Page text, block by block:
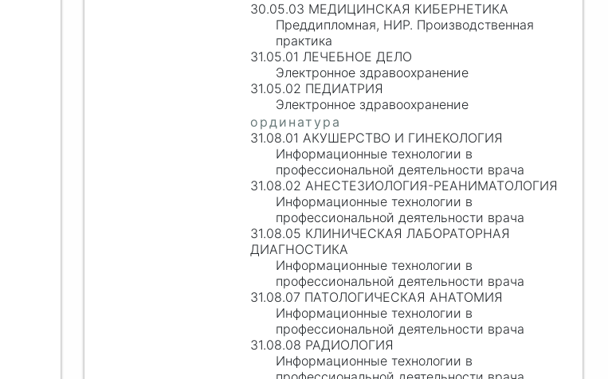
30.05.03 МЕДИЦИНСКАЯ КИБЕРНЕТИКА
Преддипломная, НИР. Производственная
практика
31.05.01 ЛЕЧЕБНОЕ ДЕЛО
Электронное здравоохранение
31.05.02 ПЕДИАТРИЯ
Электронное здравоохранение
31.08.01 АКУШЕРСТВО И ГИНЕКОЛОГИЯ
Информационные технологии в
профессиональной деятельности врача
31.08.02 АНЕСТЕЗИОЛОГИЯ-РЕАНИМАТОЛОГИЯ
Информационные технологии в
профессиональной деятельности врача
31.08.05 КЛИНИЧЕСКАЯ ЛАБОРАТОРНАЯ
ДИАГНОСТИКА
Информационные технологии в
профессиональной деятельности врача
31.08.07 ПАТОЛОГИЧЕСКАЯ АНАТОМИЯ
Информационные технологии в
профессиональной деятельности врача
31.08.08 РАДИОЛОГИЯ
Информационные технологии в